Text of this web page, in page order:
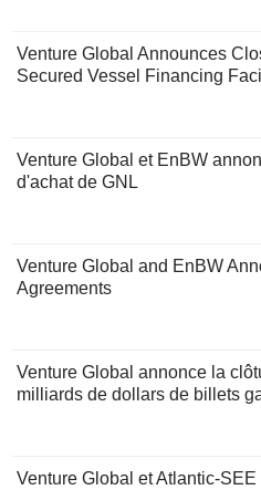
Venture Global Announces
Secured Vessel Financing
Venture Global et EnBW
d'achat de GNL
Venture Global and EnBW
Agreements
Venture Global annonce la
milliards de dollars de billets
Venture Global et Atlantic-